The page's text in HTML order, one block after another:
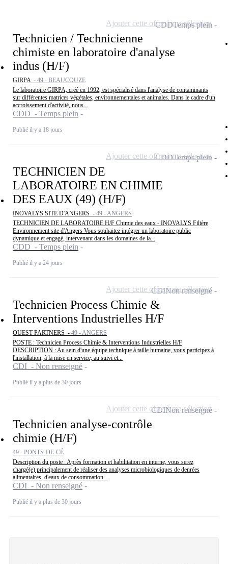
Technicien / Technicienne
chimiste en laboratoire d'analyse
indus (H/F)
GIRPA - 49 - BEAUCOUZE
Le laboratoire GIRPA, créé en 1992, est spécialisé dans l'analyse de contaminants
sur différentes matrices végétales, environnementales et animales. Dans le cadre d'un
accroissement d'activité, nous...
CDD - Temps plein
Publié il y a 18 jours
CDDTemps plein
Ajouter cette offre à ma sélection
TECHNICIEN DE
LABORATOIRE EN CHIMIE
DES EAUX (49) (H/F)
INOVALYS SITE D'ANGERS - 49 - ANGERS
TECHNICIEN DE LABORATOIRE H/F Chimie des eaux - INOVALYS Filière
Environnement site d'Angers Vous souhaitez intégrer un laboratoire public
dynamique et engagé, intervenant dans les domaines de la...
CDD - Temps plein
Publié il y a 24 jours
CDDTemps plein
Ajouter cette offre à ma sélection
Technicien Process Chimie &
Interventions Industrielles H/F
OUEST PARTNERS - 49 - ANGERS
POSTE : Technicien Process Chimie & Interventions Industrielles H/F
DESCRIPTION : Au sein d'une équipe technique à taille humaine, vous participez à
l'installation, à la mise en service, au suivi et...
CDI - Non renseigné
Publié il y a plus de 30 jours
CDINon renseigné
Ajouter cette offre à ma sélection
Technicien analyse-contrôle
chimie (H/F)
49 - PONTS-DE-CÉ
Description du poste : Après formation et habilitation en interne, vous serez
chargé(e) principalement de réaliser des analyses microbiologiques de denrées
alimentaires, d'eaux de consommation...
CDI - Non renseigné
Publié il y a plus de 30 jours
CDINon renseigné
Ajouter cette offre à ma sélection